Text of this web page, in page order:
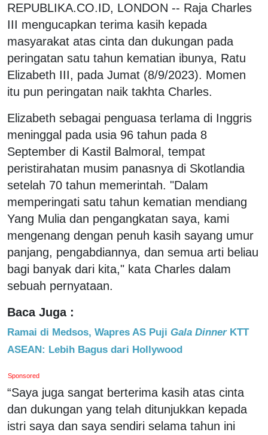
REPUBLIKA.CO.ID, LONDON -- Raja Charles
III mengucapkan terima kasih kepada
masyarakat atas cinta dan dukungan pada
peringatan satu tahun kematian ibunya, Ratu
Elizabeth III, pada Jumat (8/9/2023). Momen
itu pun peringatan naik takhta Charles.
Elizabeth sebagai penguasa terlama di Inggris
meninggal pada usia 96 tahun pada 8
September di Kastil Balmoral, tempat
peristirahatan musim panasnya di Skotlandia
setelah 70 tahun memerintah. "Dalam
memperingati satu tahun kematian mendiang
Yang Mulia dan pengangkatan saya, kami
mengenang dengan penuh kasih sayang umur
panjang, pengabdiannya, dan semua arti beliau
bagi banyak dari kita," kata Charles dalam
sebuah pernyataan.
Baca Juga :
Ramai di Medsos, Wapres AS Puji Gala DinnerKTT
ASEAN: Lebih Bagus dari Hollywood
Sponsored
“Saya juga sangat berterima kasih atas cinta
dan dukungan yang telah ditunjukkan kepada
istri saya dan saya sendiri selama tahun ini